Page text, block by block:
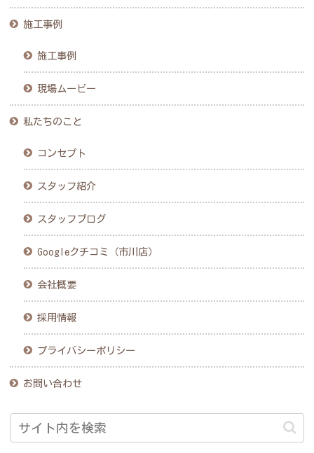
施工事例
施工事例
現場ムービー
私たちのこと
コンセプト
スタッフ紹介
スタッフブログ
Googleクチコミ（市川店）
会社概要
採用情報
プライバシーポリシー
お問い合わせ